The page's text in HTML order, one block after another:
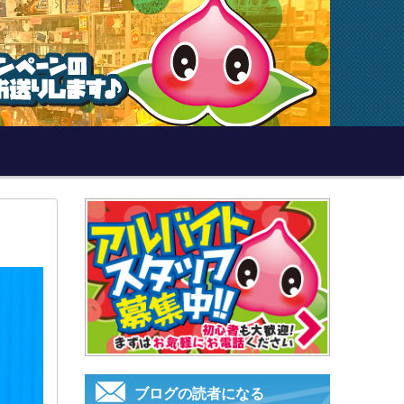
ブログの読者になる